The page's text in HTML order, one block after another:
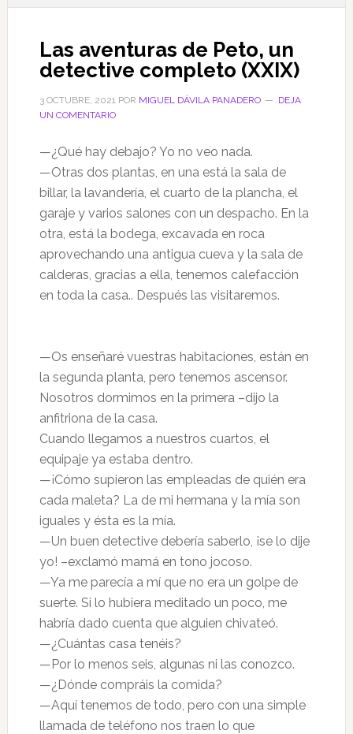
Las aventuras de Peto, un
detective completo (XXIX)
3 OCTUBRE, 2021POR MIGUEL DÁVILA PANADERO
DEJA
UN COMENTARIO
—¿Qué hay debajo? Yo no veo nada.
—Otras dos plantas, en una está la sala de
billar, la lavandería, el cuarto de la plancha, el
garaje y varios salones con un despacho. En la
otra, está la bodega, excavada en roca
aprovechando una antigua cueva y la sala de
calderas, gracias a ella, tenemos calefacción
en toda la casa.. Después las visitaremos.
—Os enseñaré vuestras habitaciones, están en
la segunda planta, pero tenemos ascensor.
Nosotros dormimos en la primera –dijo la
anfitriona de la casa.
Cuando llegamos a nuestros cuartos, el
equipaje ya estaba dentro.
—¡Cómo supieron las empleadas de quién era
cada maleta? La de mi hermana y la mía son
iguales y ésta es la mía.
—Un buen detective debería saberlo, ¡se lo dije
yo! –exclamó mamá en tono jocoso.
—Ya me parecía a mí que no era un golpe de
suerte. Si lo hubiera meditado un poco, me
habría dado cuenta que alguien chivateó.
—¿Cuántas casa tenéis?
—Por lo menos seis, algunas ni las conozco.
—¿Dónde compráis la comida?
—Aquí tenemos de todo, pero con una simple
llamada de teléfono nos traen lo que